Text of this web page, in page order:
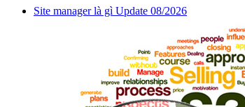
Site manager là gì Update 08/2026